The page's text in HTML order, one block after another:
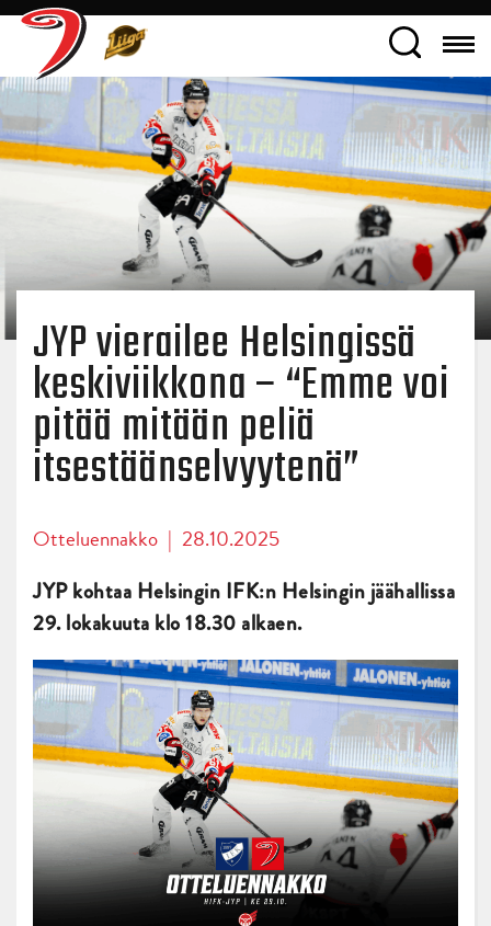
JYP vierailee Helsingissä
keskiviikkona – “Emme voi
pitää mitään peliä
itsestäänselvyytenä”
Otteluennakko | 28.10.2025
JYP kohtaa Helsingin IFK:n Helsingin jäähallissa
29. lokakuuta klo 18.30 alkaen.